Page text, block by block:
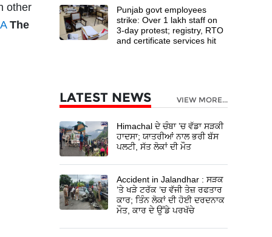
other
The
Punjab govt employees
strike: Over 1 lakh staff on
3-day protest; registry, RTO
and certificate services hit
LATEST NEWS VIEW MORE...
Himachal ਦੇ ਚੰਬਾ ’ਚ ਵੱਡਾ ਸੜਕੀ
ਹਾਦਸਾ; ਯਾਤਰੀਆਂ ਨਾਲ ਭਰੀ ਬੱਸ
ਪਲਟੀ, ਸੱਤ ਲੋਕਾਂ ਦੀ ਮੌਤ
Accident in Jalandhar : ਸੜਕ
’ਤੇ ਖੜੇ ਟਰੱਕ ’ਚ ਵੱਜੀ ਤੇਜ਼ ਰਫਤਾਰ
ਕਾਰ; ਤਿੰਨ ਲੋਕਾਂ ਦੀ ਹੋਈ ਦਰਦਨਾਕ
ਮੌਤ, ਕਾਰ ਦੇ ਉੱਡੇ ਪਰਖੱਚੇ